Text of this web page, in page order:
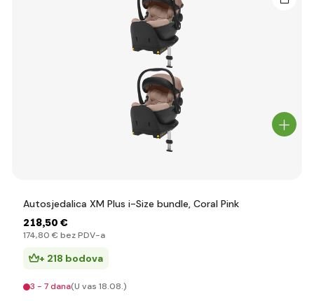
Autosjedalica XM Plus i-Size bundle, Coral Pink
218,50 €
174,80 € bez PDV-a
+ 218 bodova
3 - 7 dana(U vas 18.08.)